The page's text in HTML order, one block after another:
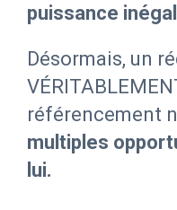
puissance
Désormais, un
référencement
multiples
lui.